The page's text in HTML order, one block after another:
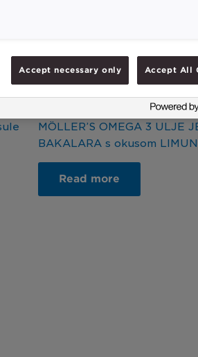
MÖLLER’S OMEGA 3 ULJE
BAKALARA s okusom
Read more
Accept necessary only Accept All